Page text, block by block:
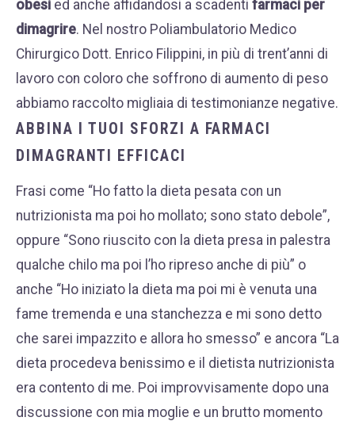
viso, décolleté
obesi ed anche affidandosi a scadenti farmaci per
dimagrire. Nel nostro Poliambulatorio Medico
Chirurgico Dott. Enrico Filippini, in più di trent’anni di
lavoro con coloro che soffrono di aumento di peso
abbiamo raccolto migliaia di testimonianze negative.
ABBINA I TUOI SFORZI A FARMACI
DIMAGRANTI EFFICACI
Frasi come “Ho fatto la dieta pesata con un
nutrizionista ma poi ho mollato; sono stato debole”,
oppure “Sono riuscito con la dieta presa in palestra
qualche chilo ma poi l’ho ripreso anche di più” o
anche “Ho iniziato la dieta ma poi mi è venuta una
fame tremenda e una stanchezza e mi sono detto
che sarei impazzito e allora ho smesso” e ancora “La
dieta procedeva benissimo e il dietista nutrizionista
era contento di me. Poi improvvisamente dopo una
discussione con mia moglie e un brutto momento